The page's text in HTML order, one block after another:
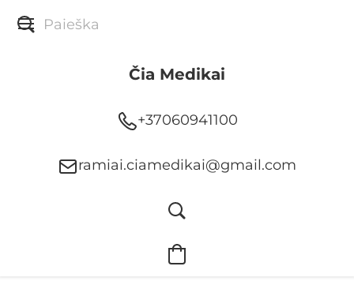
Čia Medikai
+37060941100
ramiai.ciamedikai@gmail.com